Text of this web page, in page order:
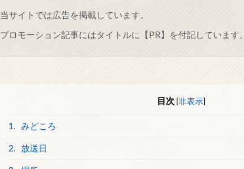
当サイトでは広告を掲載しています。
プロモーション記事にはタイトルに【PR】を付記しています。
目次 [非表示]
1. みどころ
2. 放送日